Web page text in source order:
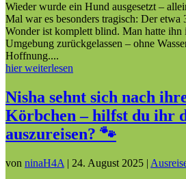
Wieder wurde ein Hund ausgesetzt –
Mal war es besonders tragisch: Der etwa
Wonder ist komplett blind. Man hatte
Umgebung zurückgelassen – ohne
Hoffnung....
hier weiterlesen
Nisha sehnt sich nach
Körbchen – hilfst du ihr
auszureisen? 🐾
von ninaH4A | 24. August 2025 |